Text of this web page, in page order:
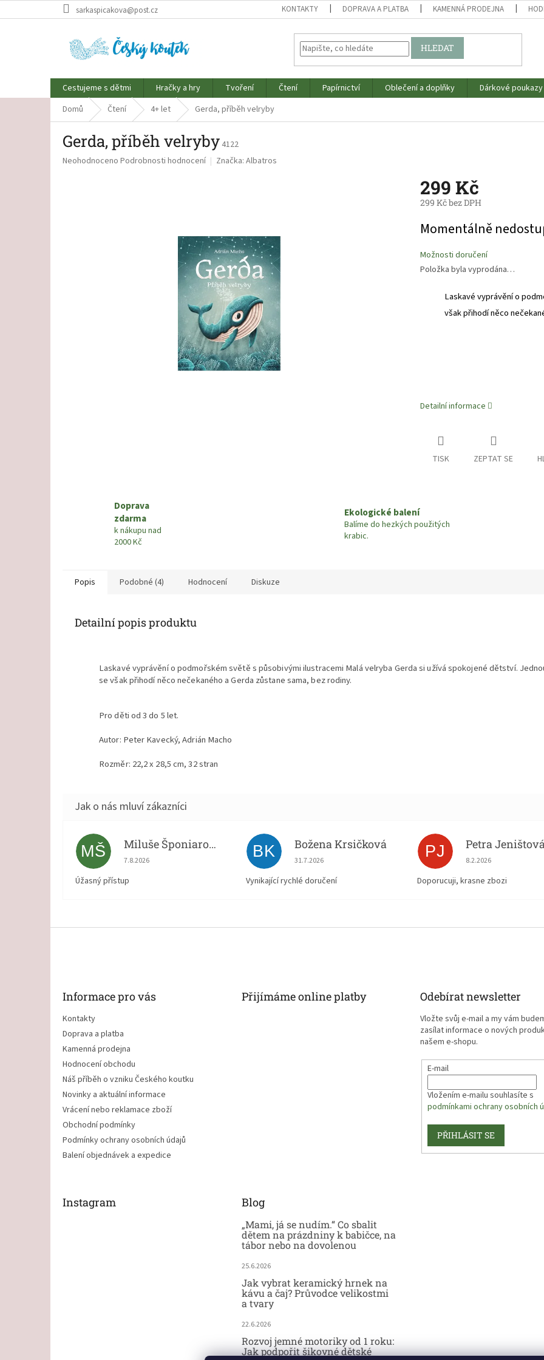
na
sarkaspicakova@post.cz KONTAKTY DOPRAVA A PLATBA KAMENNÁ PRODEJNA
HLEDAT
Cestujeme s dětmi Hračky a hry Tvoření Čtení Papírnictví Oblečení a doplňky
Dárkové poukazy
Domů
Čtení 4+ let Gerda, příběh velryby
Gerda, příběh velryby 4122
Průměrné
Neohodnoceno Podrobnosti hodnocení Značka: Albatros
299 Kč
299 Kč bez DPH
cena:
Momentálně
Možnosti doručení
Položka byla vyprodána…
Laskavé vyprávění o
však přihodí něco
Detailní informace
TISK ZEPTAT SE
Doprava
zdarma
k nákupu nad
2000 Kč
Ekologické balení
Balíme do hezkých použitých
krabic.
Popis Podobné (4) Hodnocení Diskuze
Detailní popis produktu
Laskavé vyprávění o podmořském světě s působivými ilustracemi Malá velryba Gerda si užívá spokojené dětství.
se však přihodí něco nečekaného a Gerda zůstane sama, bez rodiny.
Pro děti od 3 do 5 let.
Autor: Peter Kavecký, Adrián Macho
Rozměr: 22,2 x 28,5 cm, 32 stran
MŠ Miluše Šponiarová
Hodnocení obchodu je 5 z 5 hvězdiček.
7.8.2026
Úžasný přístup
BK Božena Krsičková
Hodnocení obchodu je 5 z 5 hvězdiček.
31.7.2026
Vynikající rychlé doručení
PJ Petra
Hodnocení obchodu
8.2.2026
Doporucuji, krasne zbozi
Informace pro vás
Kontakty
Doprava a platba
Kamenná prodejna
Hodnocení obchodu
Náš příběh o vzniku Českého koutku
Novinky a aktuální informace
Vrácení nebo reklamace zboží
Obchodní podmínky
Podmínky ochrany osobních údajů
Balení objednávek a expedice
Přijímáme online platby Odebírat newsletter
Vložte svůj e-mail a my vám
zasílat informace o nových
našem e-shopu.
E-mail
Vložením e-mailu souhlasíte s
podmínkami ochrany osobních
PŘIHLÁSIT SE
Instagram Blog
„Mami, já se nudím.“ Co sbalit
dětem na prázdniny k babičce, na
tábor nebo na dovolenou
25.6.2026
Jak vybrat keramický hrnek na
kávu a čaj? Průvodce velikostmi
a tvary
22.6.2026
Rozvoj jemné motoriky od 1 roku:
Jak podpořit šikovné dětské